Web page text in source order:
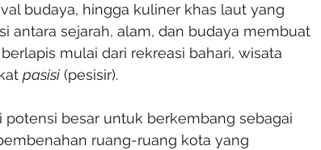
budaya, hingga kuliner khas laut yang
antara sejarah, alam, dan budaya membuat
mulai dari rekreasi bahari, wisata
pasisi (pesisir).
besar untuk berkembang sebagai
ruang-ruang kota yang